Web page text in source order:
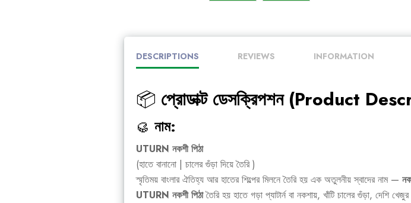
DESCRIPTIONS REVIEWS INFORMATION
📦 প্রোডাক্ট ডেসক্রিপশন (Product
🥮 নাম:
UTURN নকশী পিঠা
(হাতে বানানো | চালের গুঁড়া দিয়ে তৈরি )
স্মৃতিময় বাংলার ঐতিহ্য আর হাতের শিল্পের মিলনে তৈরি হয় এক অতুলনীয় স্বাদের নাম —
UTURN নকশী পিঠাতৈরি হয় হাতে গড়া প্যাটার্ন বা নকশায়, খাঁটি চালের গুঁড়া, দেশি